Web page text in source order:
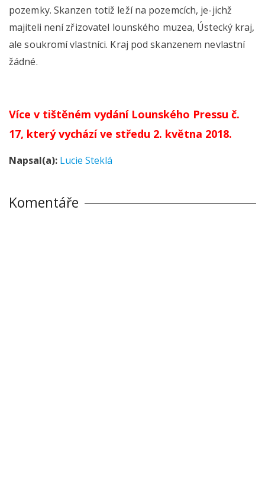
pozemky. Skanzen totiž leží na pozemcích, je-jichž
majiteli není zřizovatel lounského muzea, Ústecký kraj,
ale soukromí vlastníci. Kraj pod skanzenem nevlastní
žádné.
Více v tištěném vydání Lounského Pressu č.
17, který vychází ve středu 2. května 2018.
Napsal(a): Lucie Steklá
Komentáře